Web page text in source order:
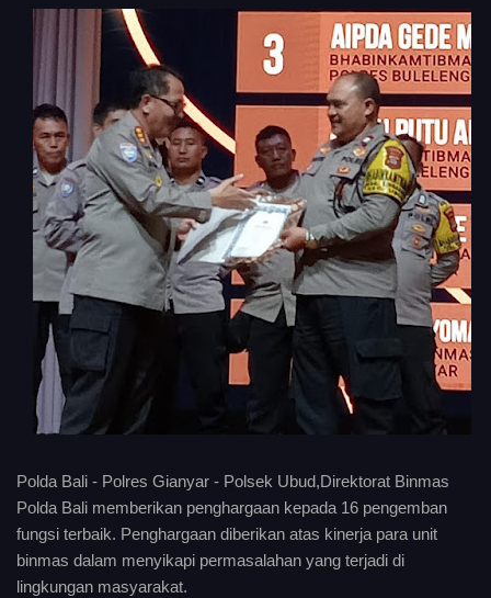
Polda Bali - Polres Gianyar - Polsek Ubud,Direktorat Binmas
Polda Bali memberikan penghargaan kepada 16 pengemban
fungsi terbaik. Penghargaan diberikan atas kinerja para unit
binmas dalam menyikapi permasalahan yang terjadi di
lingkungan masyarakat.